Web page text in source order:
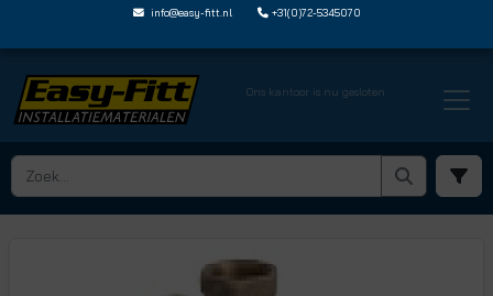
info@easy-fitt.nl +31(0)72-5345070
Ons kantoor is nu gesloten
HOME › JOHN GUEST SPEEDFIT › T STUKKEN EN VERLOOP T STUKKEN › NC1514FT2